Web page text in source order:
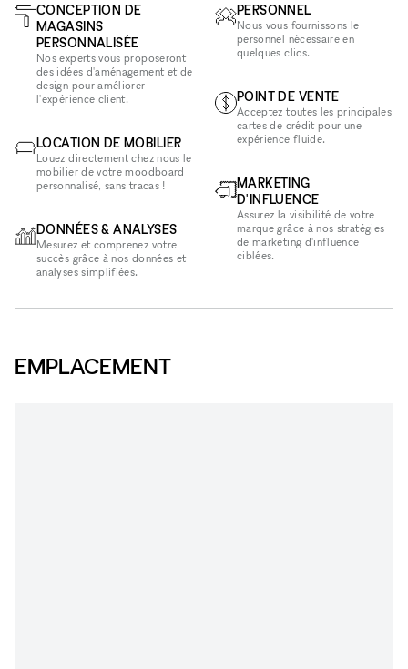
CONCEPTION DE
MAGASINS
PERSONNALISÉE
Nos experts vous proposeront
des idées d'aménagement et de
design pour améliorer
l'expérience client.
LOCATION DE MOBILIER
Louez directement chez nous le
mobilier de votre moodboard
personnalisé, sans tracas !
DONNÉES & ANALYSES
Mesurez et comprenez votre
succès grâce à nos données et
analyses simplifiées.
PERSONNEL
Nous vous fournissons le
personnel nécessaire en
quelques clics.
POINT DE VENTE
Acceptez toutes les principales
cartes de crédit pour une
expérience fluide.
MARKETING
D'INFLUENCE
Assurez la visibilité de votre
marque grâce à nos stratégies
de marketing d'influence
ciblées.
EMPLACEMENT